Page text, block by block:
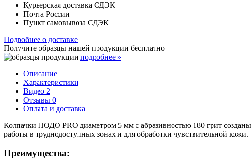
Курьерская доставка СДЭК
Почта России
Пункт самовывоза СДЭК
Подробнее о доставке
Получите образцы нашей продукции бесплатно
подробнее »
Описание
Характеристики
Видео 2
Отзывы 0
Оплата и доставка
Колпачки ПОДО PRO диаметром 5 мм с абразивностью 180 грит
работы в труднодоступных зонах и для обработки чувствительной кожи.
Преимущества: